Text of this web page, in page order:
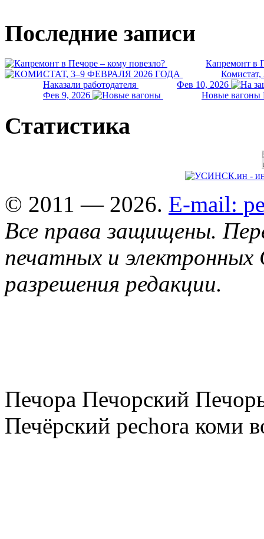
Последние записи
Капремонт в
Комистат,
Наказали работодателя
Фев 10, 2026
Фев 9, 2026
Новые вагоны
Статистика
© 2011 — 2026. E-mail:
Все права защищены.
печатных и
разрешения редакции.
Печора Печорский
Печёрский pechora коми